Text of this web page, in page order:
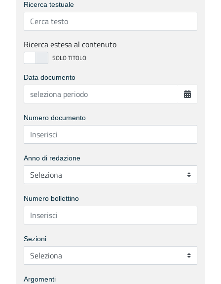
Ricerca testuale
Ricerca estesa al contenuto
Data documento
Numero documento
Anno di redazione
Numero bollettino
Sezioni
Argomenti